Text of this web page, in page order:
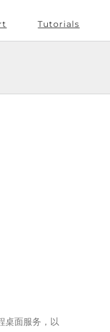
Tutorials
桌面服务，以